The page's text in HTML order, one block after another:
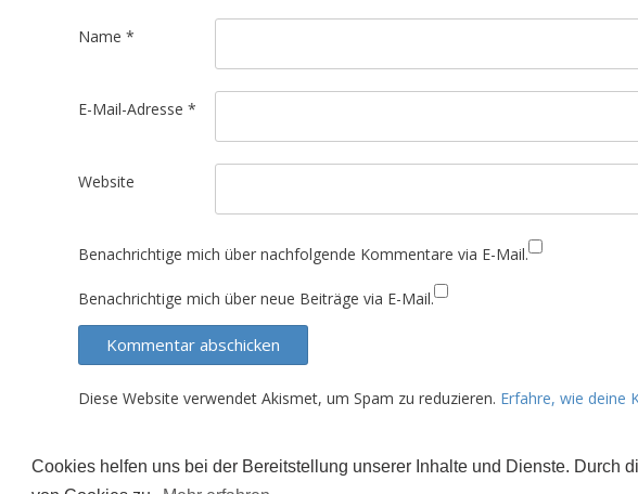
Cookies helfen uns bei der Bereitstellung unserer Inhalte und Dienste. Durch
t
o
Name *
E-Mail-Adresse *
Website
Benachrichtige mich über nachfolgende Kommentare via E-Mail.
Benachrichtige mich über neue Beiträge via E-Mail.
Diese Website verwendet Akismet, um Spam zu reduzieren. Erfahre, wie deine